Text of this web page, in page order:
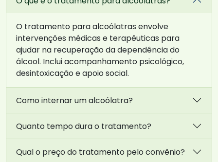
O tratamento para alcoólatras envolve
intervenções médicas e terapêuticas para
ajudar na recuperação da dependência do
álcool. Inclui acompanhamento psicológico,
desintoxicação e apoio social.
Como internar um alcoólatra?
Quanto tempo dura o tratamento?
Qual o preço do tratamento pelo convênio?